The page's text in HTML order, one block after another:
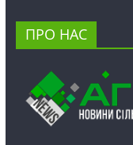
ПРО НАС